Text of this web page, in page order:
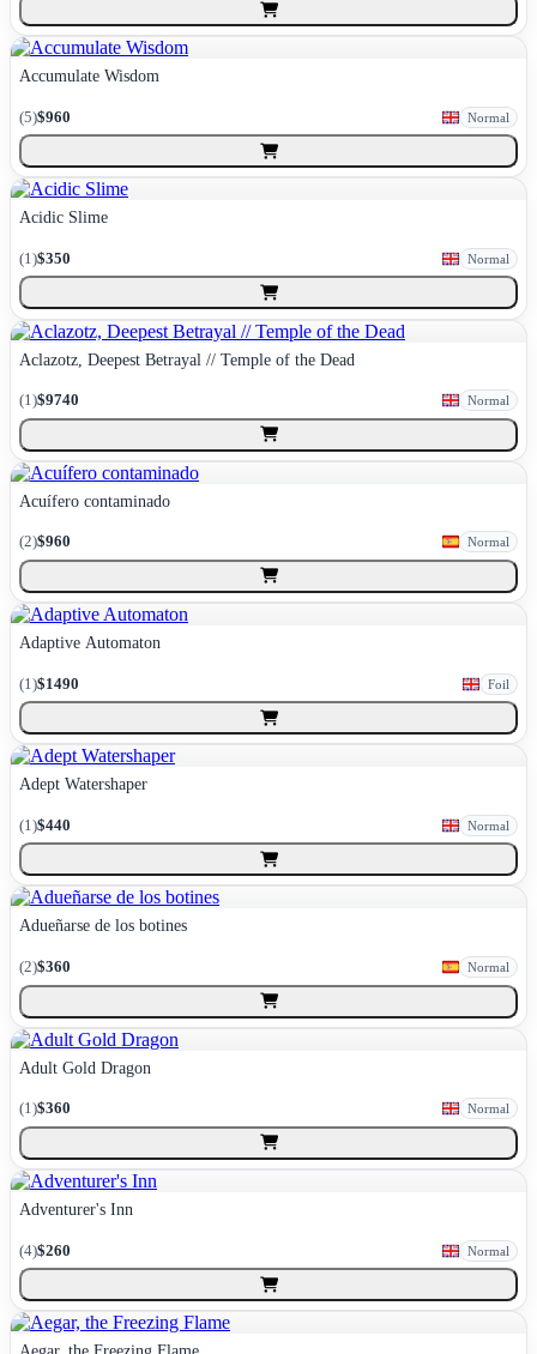
Accumulate Wisdom
(5)$960 Normal
Acidic Slime
(1)$350 Normal
Aclazotz, Deepest Betrayal // Temple of the Dead
(1)$9740 Normal
Acuífero contaminado
(2)$960 Normal
Adaptive Automaton
(1)$1490 Foil
Adept Watershaper
(1)$440 Normal
Adueñarse de los botines
(2)$360 Normal
Adult Gold Dragon
(1)$360 Normal
Adventurer's Inn
(4)$260 Normal